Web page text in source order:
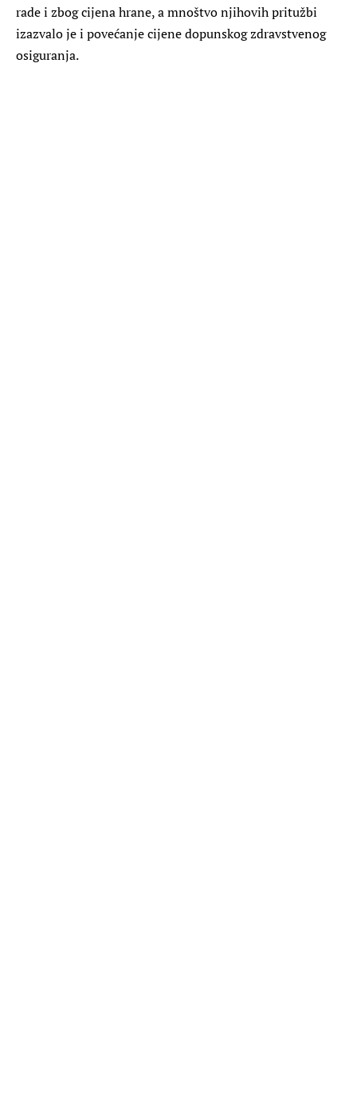
rade i zbog cijena hrane, a mnoštvo njihovih pritužbi
izazvalo je i povećanje cijene dopunskog zdravstvenog
osiguranja.